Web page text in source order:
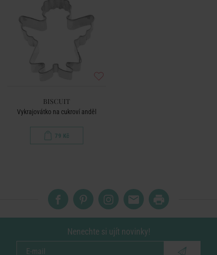
BISCUIT
Vykrajovátko na cukroví anděl
79 Kč
Nenechte si ujít novinky!